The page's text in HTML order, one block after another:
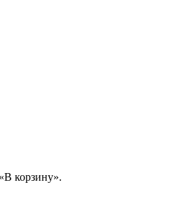
корзину».